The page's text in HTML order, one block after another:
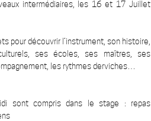
intermédiaires, les 16 et 17 Juillet
pour découvrir l’instrument, son histoire,
ses écoles, ses maîtres, ses
les rythmes derviches…
sont compris dans le stage : repas